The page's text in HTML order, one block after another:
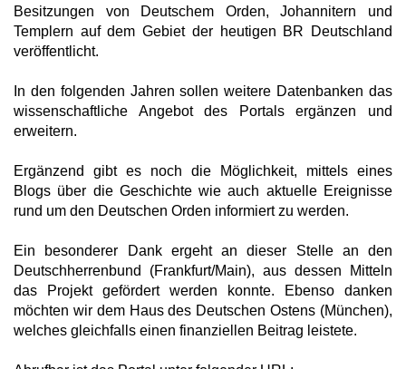
Besitzungen von Deutschem Orden, Johannitern und
Templern auf dem Gebiet der heutigen BR Deutschland
veröffentlicht.
In den folgenden Jahren sollen weitere Datenbanken das
wissenschaftliche Angebot des Portals ergänzen und
erweitern.
Ergänzend gibt es noch die Möglichkeit, mittels eines
Blogs über die Geschichte wie auch aktuelle Ereignisse
rund um den Deutschen Orden informiert zu werden.
Ein besonderer Dank ergeht an dieser Stelle an den
Deutschherrenbund (Frankfurt/Main), aus dessen Mitteln
das Projekt gefördert werden konnte. Ebenso danken
möchten wir dem Haus des Deutschen Ostens (München),
welches gleichfalls einen finanziellen Beitrag leistete.